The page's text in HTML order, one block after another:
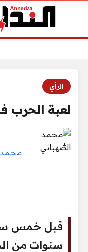
الرأي
لعبة الحرب
محمد
قبل خمس
سنوات من